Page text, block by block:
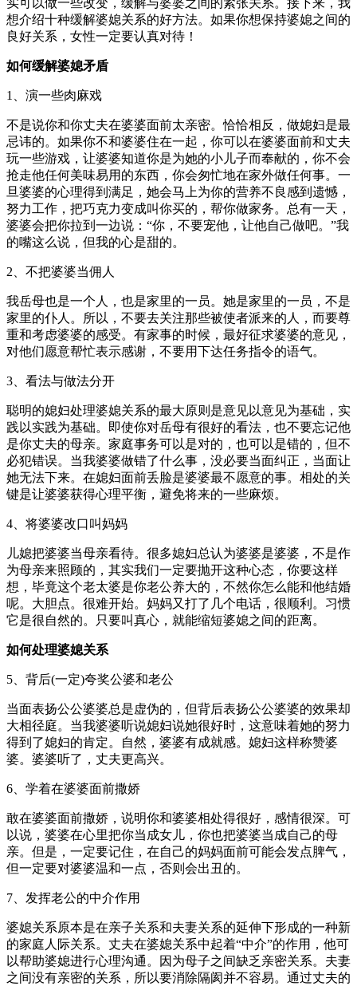
实可以做一些改变，缓解与婆婆之间的紧张关系。接下来，我
想介绍十种缓解婆媳关系的好方法。如果你想保持婆媳之间的
良好关系，女性一定要认真对待！
如何缓解婆媳矛盾
1、演一些肉麻戏
不是说你和你丈夫在婆婆面前太亲密。恰恰相反，做媳妇是最
忌讳的。如果你不和婆婆住在一起，你可以在婆婆面前和丈夫
玩一些游戏，让婆婆知道你是为她的小儿子而奉献的，你不会
抢走他任何美味易用的东西，你会匆忙地在家外做任何事。一
旦婆婆的心理得到满足，她会马上为你的营养不良感到遗憾，
努力工作，把巧克力变成叫你买的，帮你做家务。总有一天，
婆婆会把你拉到一边说：“你，不要宠他，让他自己做吧。”我
的嘴这么说，但我的心是甜的。
2、不把婆婆当佣人
我岳母也是一个人，也是家里的一员。她是家里的一员，不是
家里的仆人。所以，不要去关注那些被使者派来的人，而要尊
重和考虑婆婆的感受。有家事的时候，最好征求婆婆的意见，
对他们愿意帮忙表示感谢，不要用下达任务指令的语气。
3、看法与做法分开
聪明的媳妇处理婆媳关系的最大原则是意见以意见为基础，实
践以实践为基础。即使你对岳母有很好的看法，也不要忘记他
是你丈夫的母亲。家庭事务可以是对的，也可以是错的，但不
必犯错误。当我婆婆做错了什么事，没必要当面纠正，当面让
她无法下来。在媳妇面前丢脸是婆婆最不愿意的事。相处的关
键是让婆婆获得心理平衡，避免将来的一些麻烦。
4、将婆婆改口叫妈妈
儿媳把婆婆当母亲看待。很多媳妇总认为婆婆是婆婆，不是作
为母亲来照顾的，其实我们一定要抛开这种心态，你要这样
想，毕竟这个老太婆是你老公养大的，不然你怎么能和他结婚
呢。大胆点。很难开始。妈妈又打了几个电话，很顺利。习惯
它是很自然的。只要叫真心，就能缩短婆媳之间的距离。
如何处理婆媳关系
5、背后(一定)夸奖公婆和老公
当面表扬公公婆婆总是虚伪的，但背后表扬公公婆婆的效果却
大相径庭。当我婆婆听说媳妇说她很好时，这意味着她的努力
得到了媳妇的肯定。自然，婆婆有成就感。媳妇这样称赞婆
婆。婆婆听了，丈夫更高兴。
6、学着在婆婆面前撒娇
敢在婆婆面前撒娇，说明你和婆婆相处得很好，感情很深。可
以说，婆婆在心里把你当成女儿，你也把婆婆当成自己的母
亲。但是，一定要记住，在自己的妈妈面前可能会发点脾气，
但一定要对婆婆温和一点，否则会出丑的。
7、发挥老公的中介作用
婆媳关系原本是在亲子关系和夫妻关系的延伸下形成的一种新
的家庭人际关系。丈夫在婆媳关系中起着“中介”的作用，他可
以帮助婆媳进行心理沟通。因为母子之间缺乏亲密关系。夫妻
之间没有亲密的关系，所以要消除隔阂并不容易。通过丈夫的